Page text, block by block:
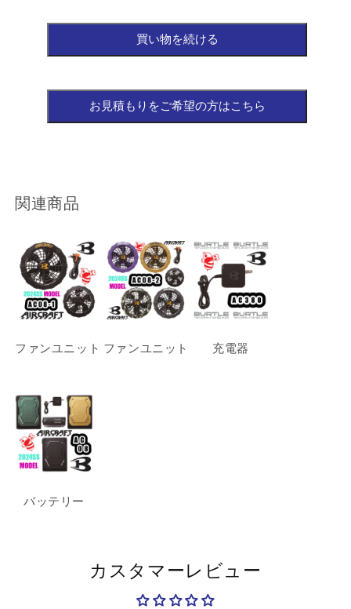
関連商品
ファンユニット ファンユニット 充電器
バッテリー
カスタマーレビュー